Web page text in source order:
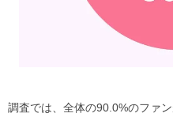
調査では、全体の90.0%のファ